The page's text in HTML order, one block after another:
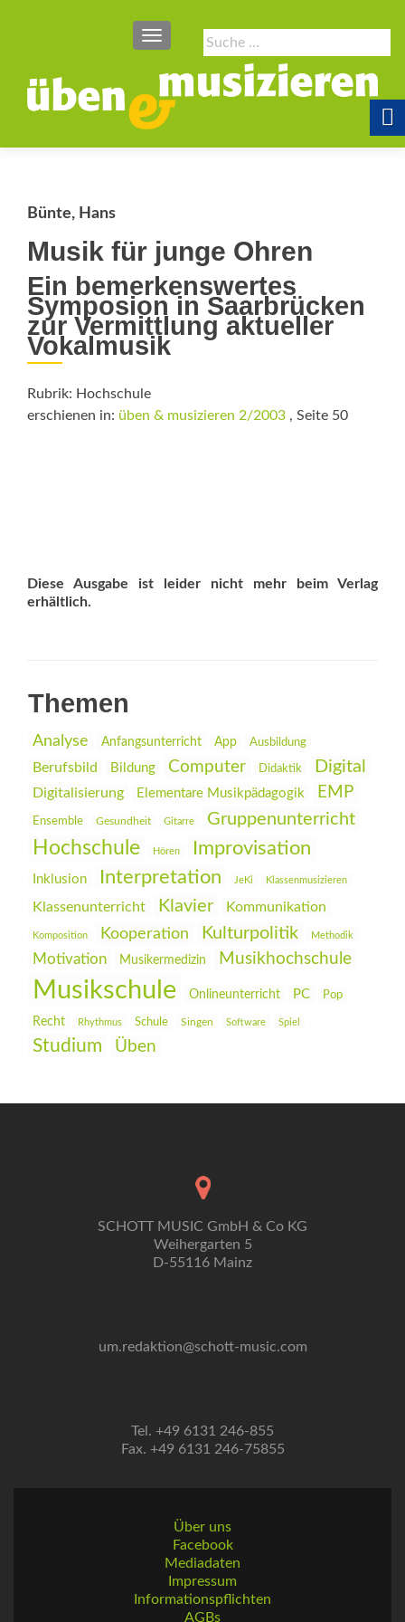
Suche
nach:
SCHALTE NAVIGATION
Bünte, Hans
Musik für junge Ohren
Ein bemerkenswertes
Symposion in Saarbrücken
zur Vermittlung aktueller
Vokalmusik
Rubrik: Hochschule
erschienen in: üben & musizieren 2/2003 , Seite 50
Diese Ausgabe ist leider nicht mehr beim Verlag
erhältlich.
Themen
Analyse Anfangsunterricht App Ausbildung
Berufsbild Bildung Computer Didaktik Digital
Digitalisierung Elementare Musikpädagogik EMP
Ensemble Gesundheit Gitarre Gruppenunterricht
Hochschule Hören Improvisation
Inklusion Interpretation JeKi Klassenmusizieren
Klassenunterricht Klavier Kommunikation
Komposition Kooperation Kulturpolitik Methodik
Motivation Musikermedizin Musikhochschule
Musikschule Onlineunterricht PC Pop
Recht Rhythmus Schule Singen Software Spiel
Studium Üben
SCHOTT MUSIC GmbH & Co KG
Weihergarten 5
D-55116 Mainz
um.redaktion@schott-music.com
Tel. +49 6131 246-855
Fax. +49 6131 246-75855
Über uns
Facebook
Mediadaten
Impressum
Informationspflichten
AGBs